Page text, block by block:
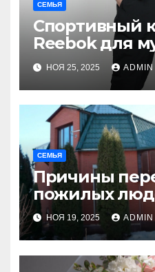
СЕМЬЯ
Спортивный
Reebok для
комфорт и
НОЯ 25, 2025 ADMIN
СЕМЬЯ
Причины
пожилых
пансионаты
НОЯ 19, 2025 ADMIN